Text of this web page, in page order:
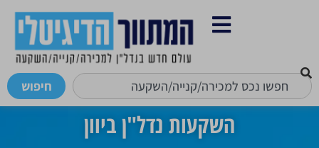
חיפוש
השקעות נדל"ן ביוון